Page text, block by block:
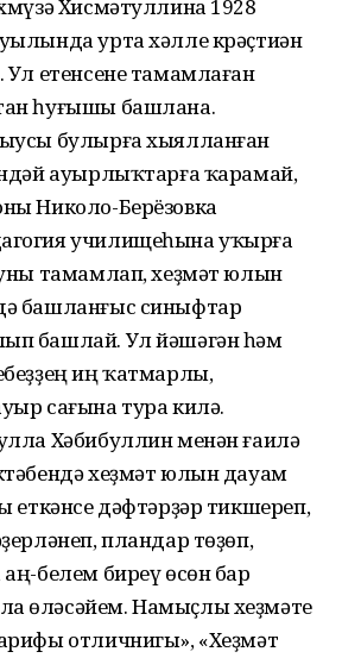
Хисмәтуллина 1928
урта хәлле крәҫтиән
Ул етенсене тамамлаған
һуғышы башлана.
булырға хыялланған
ауырлыҡтарға ҡарамай,
Николо-Берёзовка
училищеһына уҡырға
тамамлап, хеҙмәт юлын
башланғыс синыфтар
башлай. Ул йәшәгән һәм
иң ҡатмарлы,
сағына тура килә.
Хәбибуллин менән ғаилә
хеҙмәт юлын дауам
еткәнсе дәфтәрҙәр тикшереп,
пландар төҙөп,
белем биреү өсөн бар
өләсәйем. Намыҫлы хеҙмәте
отличнигы», «Хеҙмәт